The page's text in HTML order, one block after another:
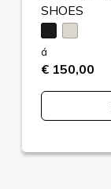
SHOES
á
€ 150,00